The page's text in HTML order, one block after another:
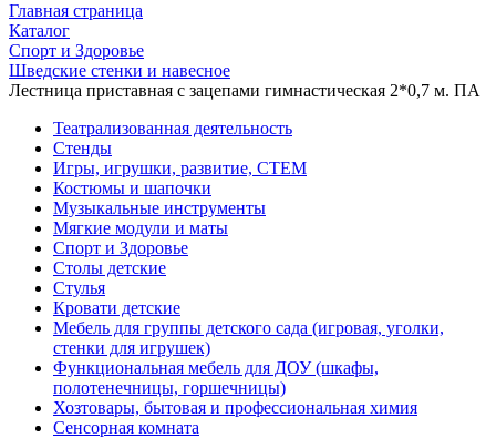
Главная страница
Каталог
Спорт и Здоровье
Шведские стенки и навесное
Лестница приставная с зацепами гимнастическая 2*0,7 м. ПА
Театрализованная деятельность
Стенды
Игры, игрушки, развитие, СТЕМ
Костюмы и шапочки
Музыкальные инструменты
Мягкие модули и маты
Спорт и Здоровье
Столы детские
Стулья
Кровати детские
Мебель для группы детского сада (игровая, уголки,
стенки для игрушек)
Функциональная мебель для ДОУ (шкафы,
полотенечницы, горшечницы)
Хозтовары, бытовая и профессиональная химия
Сенсорная комната